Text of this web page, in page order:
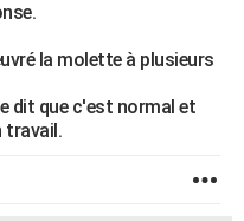
la molette à plusieurs
dit que c'est normal et
travail.